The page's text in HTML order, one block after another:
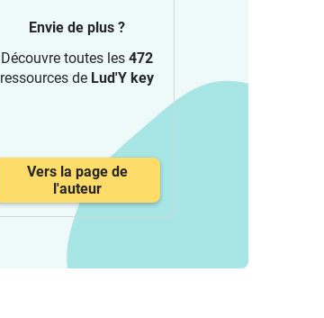
Envie de plus ?
Découvre toutes les 472
ressources de Lud'Y key
Vers la page de
l'auteur